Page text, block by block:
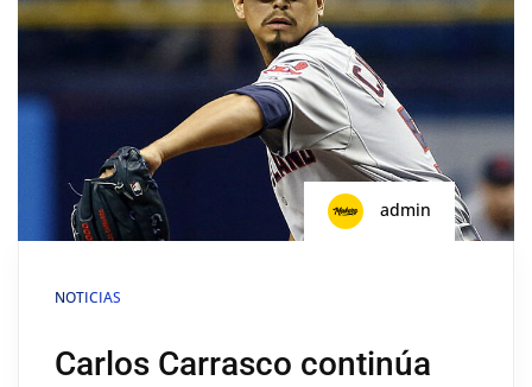
admin
NOTICIAS
Carlos Carrasco continúa